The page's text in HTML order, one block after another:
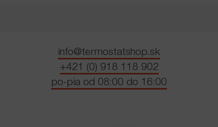
info@termostatshop.sk
+421 (0) 918 118 902
po-pia od 08:00 do 16:00